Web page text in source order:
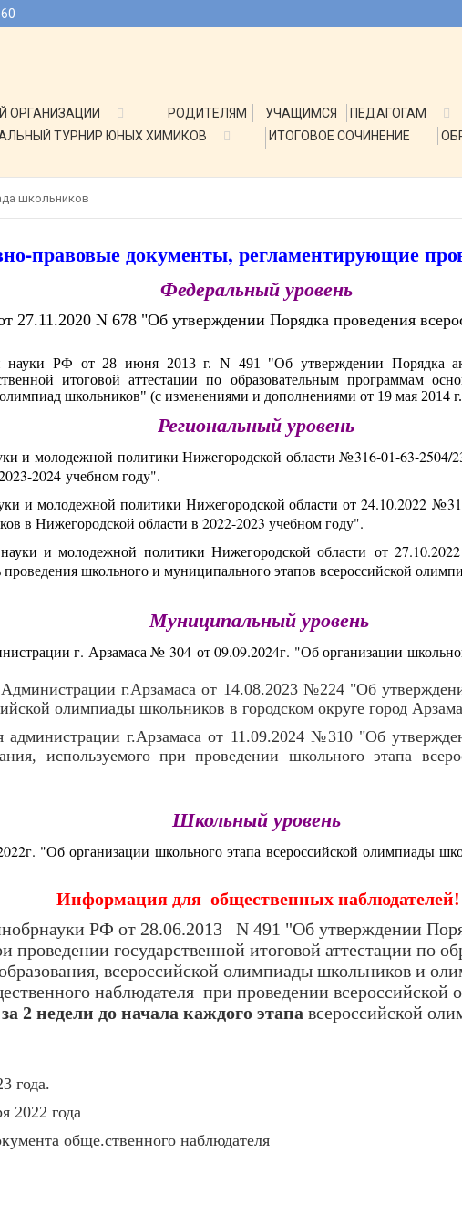
ОРГАНИЗАЦИИ РОДИТЕЛЯМ УЧАЩИМСЯ ПЕДАГОГАМ
ТУРНИР ЮНЫХ ХИМИКОВ
ИТОГОВОЕ СОЧИНЕНИЕ
школьников
правовые документы, регламентирующие
Федеральный уровень
27.11.2020 N 678 "Об утверждении Порядка проведения
науки РФ от 28 июня 2013 г. N 491 "Об утверждении Порядка
итоговой аттестации по образовательным программам
школьников" (с изменениями и дополнениями от 19 мая 2014
Региональный уровень
и молодежной политики Нижегородской области №316-01-63-2504/
2024 учебном году".
и молодежной политики Нижегородской области от 24.10.2022
в Нижегородской области в 2022-2023 учебном году".
и молодежной политики Нижегородской области от
школьного и муниципального этапов всероссийской
Муниципальный уровень
г. Арзамаса № 304 от 09.09.2024г. "Об организации
г.Арзамаса от 14.08.2023 №224 "Об
олимпиады школьников в городском округе город
администрации г.Арзамаса от 11.09.2024 №310 "Об
используемого при проведении школьного этапа
Школьный уровень
"Об организации школьного этапа всероссийской олимпиады
Информация для общественных наблюдателей!
РФ от 28.06.2013 N 491 "Об утверждении
проведении государственной итоговой аттестации по
всероссийской олимпиады школьников и
наблюдателя при проведении
2 недели до начала каждого этапа всероссийской
года.
2022 года
обще.ственного наблюдателя